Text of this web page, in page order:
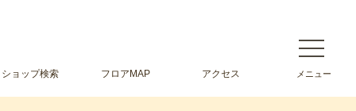
ショップ検索 フロアMAP アクセス